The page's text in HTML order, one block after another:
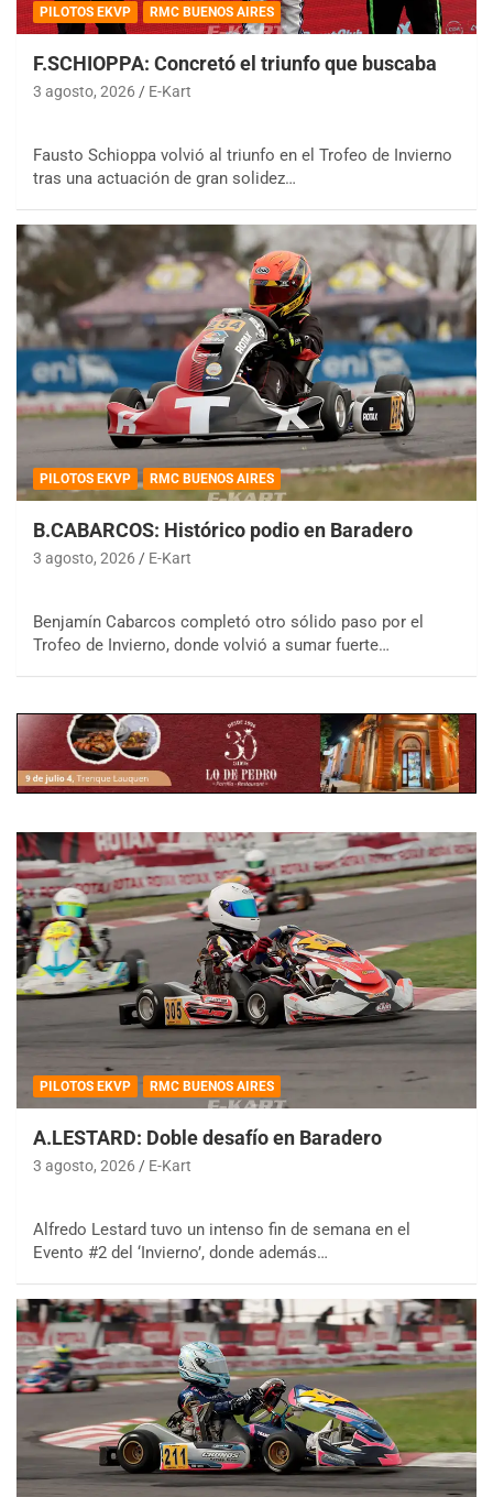
PILOTOS EKVP RMC BUENOS AIRES
F.SCHIOPPA: Concretó el triunfo que buscaba
3 agosto, 2026 E-Kart
Fausto Schioppa volvió al triunfo en el Trofeo de Invierno
tras una actuación de gran solidez…
PILOTOS EKVP RMC BUENOS AIRES
B.CABARCOS: Histórico podio en Baradero
3 agosto, 2026 E-Kart
Benjamín Cabarcos completó otro sólido paso por el
Trofeo de Invierno, donde volvió a sumar fuerte…
PILOTOS EKVP RMC BUENOS AIRES
A.LESTARD: Doble desafío en Baradero
3 agosto, 2026 E-Kart
Alfredo Lestard tuvo un intenso fin de semana en el
Evento #2 del ‘Invierno’, donde además…